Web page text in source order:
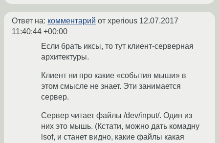
Ответ на: комментарий от xperious 12.07.2017
11:40:44 +00:00
Если брать иксы, то тут клиент-серверная
архитектуры.
Клиент ни про какие «события мыши» в
этом смысле не знает. Эти занимается
сервер.
Сервер читает файлы /dev/input/. Один из
них это мышь. (Кстати, можно дать комадну
lsof, и станет видно, какие файлы какая